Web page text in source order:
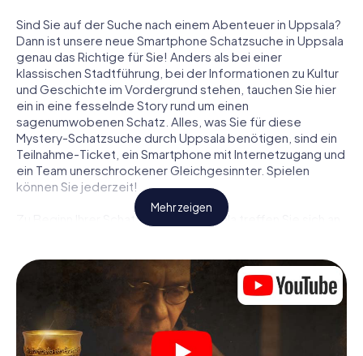
Sind Sie auf der Suche nach einem Abenteuer in Uppsala?
Dann ist unsere neue Smartphone Schatzsuche in Uppsala
genau das Richtige für Sie! Anders als bei einer
klassischen Stadtführung, bei der Informationen zu Kultur
und Geschichte im Vordergrund stehen, tauchen Sie hier
ein in eine fesselnde Story rund um einen
sagenumwobenen Schatz. Alles, was Sie für diese
Mystery-Schatzsuche durch Uppsala benötigen, sind ein
Teilnahme-Ticket, ein Smartphone mit Internetzugang und
ein Team unerschrockener Gleichgesinnter. Spielen
können Sie jederzeit!
Zu Beginn Ihrer Schatzsuche in Uppsala treffen Sie sich an
geborener Spurensucher? Wer ein waschechter
Abenteurer? Und wer hat das Zeug zum Code-Knacker?
Bei unserer Schatzsuche in Uppsala ist für jeden Spieler
die passende Rolle dabei.
Sind die Rollen verteilt, kann die Krimi-Schatzsuche durch
Mehr zeigen